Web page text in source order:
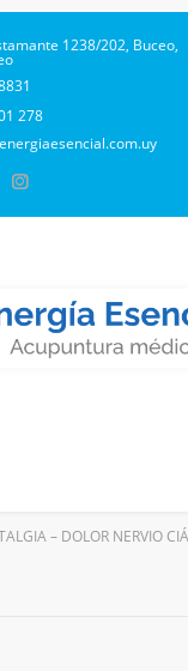
1238/202, Buceo,
278
– DOLOR NERVIO